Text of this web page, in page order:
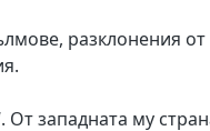
разклонения
От западната му